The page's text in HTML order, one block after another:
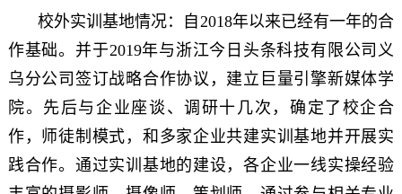
校外实训基地情况：自2018年以来已经有一年的合
作基础。并于2019年与浙江今日头条科技有限公司义
乌分公司签订战略合作协议，建立巨量引擎新媒体学
院。先后与企业座谈、调研十几次，确定了校企合
作，师徒制模式，和多家企业共建实训基地并开展实
践合作。通过实训基地的建设，各企业一线实操经验